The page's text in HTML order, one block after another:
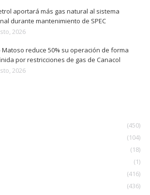
aportará más gas natural al sistema
durante mantenimiento de SPEC
2026
Matoso reduce 50% su operación de forma
por restricciones de gas de Canacol
2026
(450)
(104)
(18)
(1)
(416)
(436)